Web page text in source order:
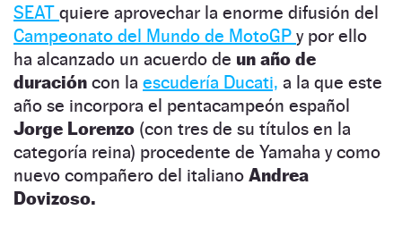
SEAT quiere aprovechar la enorme difusión del
Campeonato del Mundo de MotoGP y por ello
ha alcanzado un acuerdo de un año de
duración con la escudería Ducati, a la que este
año se incorpora el pentacampeón español
Jorge Lorenzo (con tres de su títulos en la
categoría reina) procedente de Yamaha y como
nuevo compañero del italiano Andrea
Dovizoso.